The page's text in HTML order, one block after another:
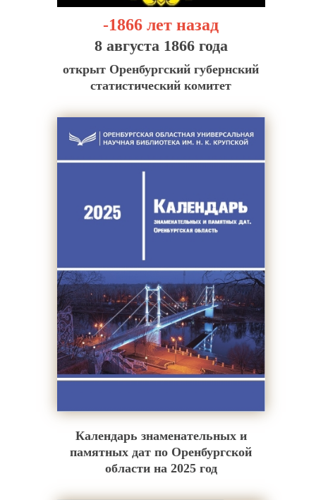
-1866 лет назад
8 августа 1866 года
открыт Оренбургский губернский
статистический комитет
Календарь знаменательных и
памятных дат по Оренбургской
области на 2025 год